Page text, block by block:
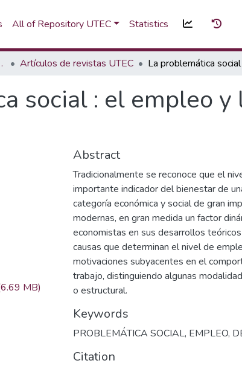
All of Repository UTEC Statistics
opinión Artículos de revistas UTEC
social : el empleo
MB)
Abstract
Tradicionalmente se reconoce que el
importante indicador del bienestar de
categoría económica y social de gran
modernas, en gran medida un factor
economistas en sus desarrollos
causas que determinan el nivel de
motivaciones subyacentes en el
trabajo, distinguiendo algunas
o estructural.
Keywords
PROBLEMÁTICA SOCIAL, EMPLEO,
Citation